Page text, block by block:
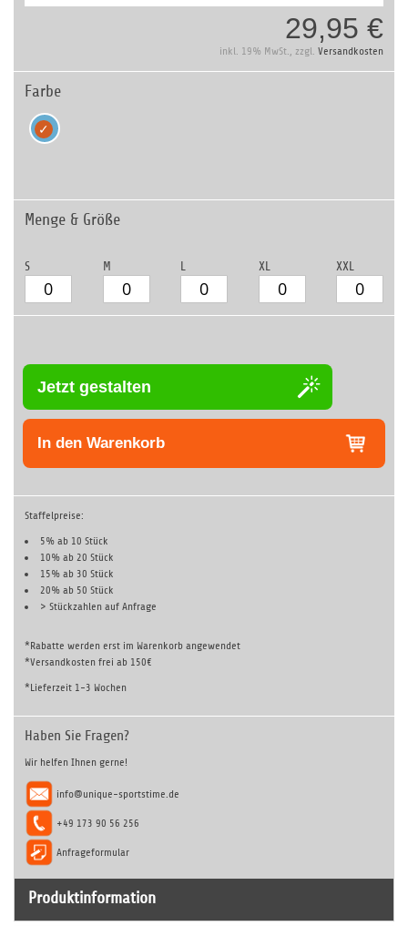
Bildergalerie
29,95 €
inkl. 19% MwSt., zzgl. Versandkosten
Farbe
Menge & Größe
S M L XL XXL
Jetzt gestalten
In den Warenkorb
Staffelpreise:
5% ab 10 Stück
10% ab 20 Stück
15% ab 30 Stück
20% ab 50 Stück
> Stückzahlen auf Anfrage
*Rabatte werden erst im Warenkorb angewendet
*Versandkosten frei ab 150€
*Lieferzeit 1-3 Wochen
Haben Sie Fragen?
Wir helfen Ihnen gerne!
info@unique-sportstime.de
+49 173 90 56 256
Anfrageformular
Produktinformation